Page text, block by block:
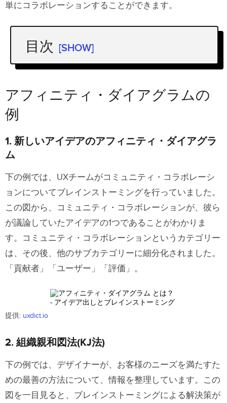
単にコラボレーションすることができます。
目次 [SHOW]
アフィニティ・ダイアグラムの例
1. 新しいアイデアのアフィニティ・ダイア
3. 色分けされた親和図法
アプリデザインで親和図法を使う理由
は？
アフィニティ・ダイアグラムが活躍す
る場面とは？
a) 機能的なアプリとなるように、アプリ
の運用ワークフローを設計する
アフィニティ・ダイアグラムのあまり
アフィニティ・ダイアグラムを作成す
るための最適なプロセス
優れたアフィニティ・ダイアグラムの
結果
アフィニティ・ダイアグラムの
例
1. 新しいアイデアのアフィニティ・ダイアグラ
ム
下の例では、UXチームがコミュニティ・コラボレーシ
ョンについてブレインストーミングを行っていました。
この図から、コミュニティ・コラボレーションが、彼ら
が議論していたアイデアの1つであることがわかりま
す。コミュニティ・コラボレーションというカテゴリー
は、その後、他のサブカテゴリーに細分化されました。
「貢献者」「ユーザー」「評価」。
提供: uxdict.io
2. 組織親和図法(KJ法)
下の例では、デザイナーが、お客様のニーズを満たすた
めの最善の方法について、情報を整理しています。この
図を一目見ると、ブレインストーミングによる解決策が